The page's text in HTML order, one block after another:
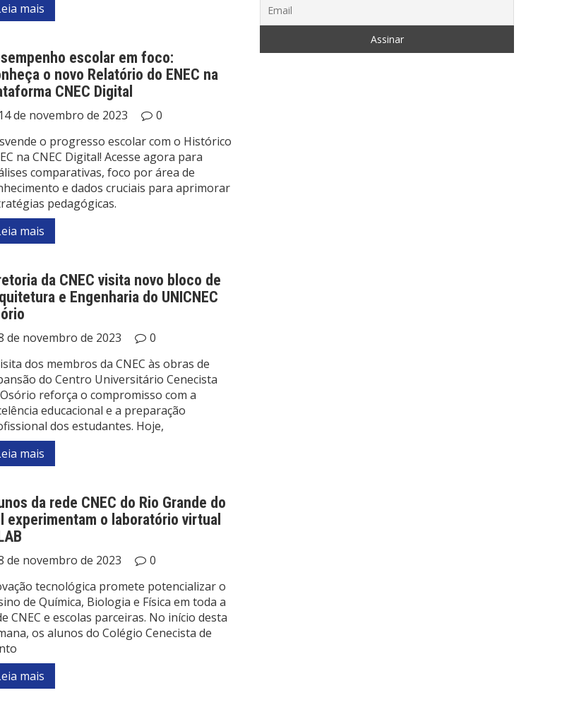
mais
escolar em foco:
o novo Relatório do ENEC na
CNEC Digital
14 de novembro de 2023
0
o progresso escolar com o Histórico
na CNEC Digital! Acesse agora para
comparativas, foco por área de
e dados cruciais para aprimorar
pedagógicas.
mais
da CNEC visita novo bloco de
e Engenharia do UNICNEC
de novembro de 2023
0
dos membros da CNEC às obras de
do Centro Universitário Cenecista
reforça o compromisso com a
educacional e a preparação
dos estudantes. Hoje,
mais
da rede CNEC do Rio Grande do
experimentam o laboratório virtual
de novembro de 2023
0
tecnológica promete potencializar o
de Química, Biologia e Física em toda a
CNEC e escolas parceiras. No início desta
os alunos do Colégio Cenecista de
mais